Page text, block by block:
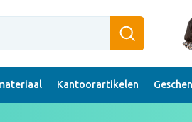
Kantoorartikelen